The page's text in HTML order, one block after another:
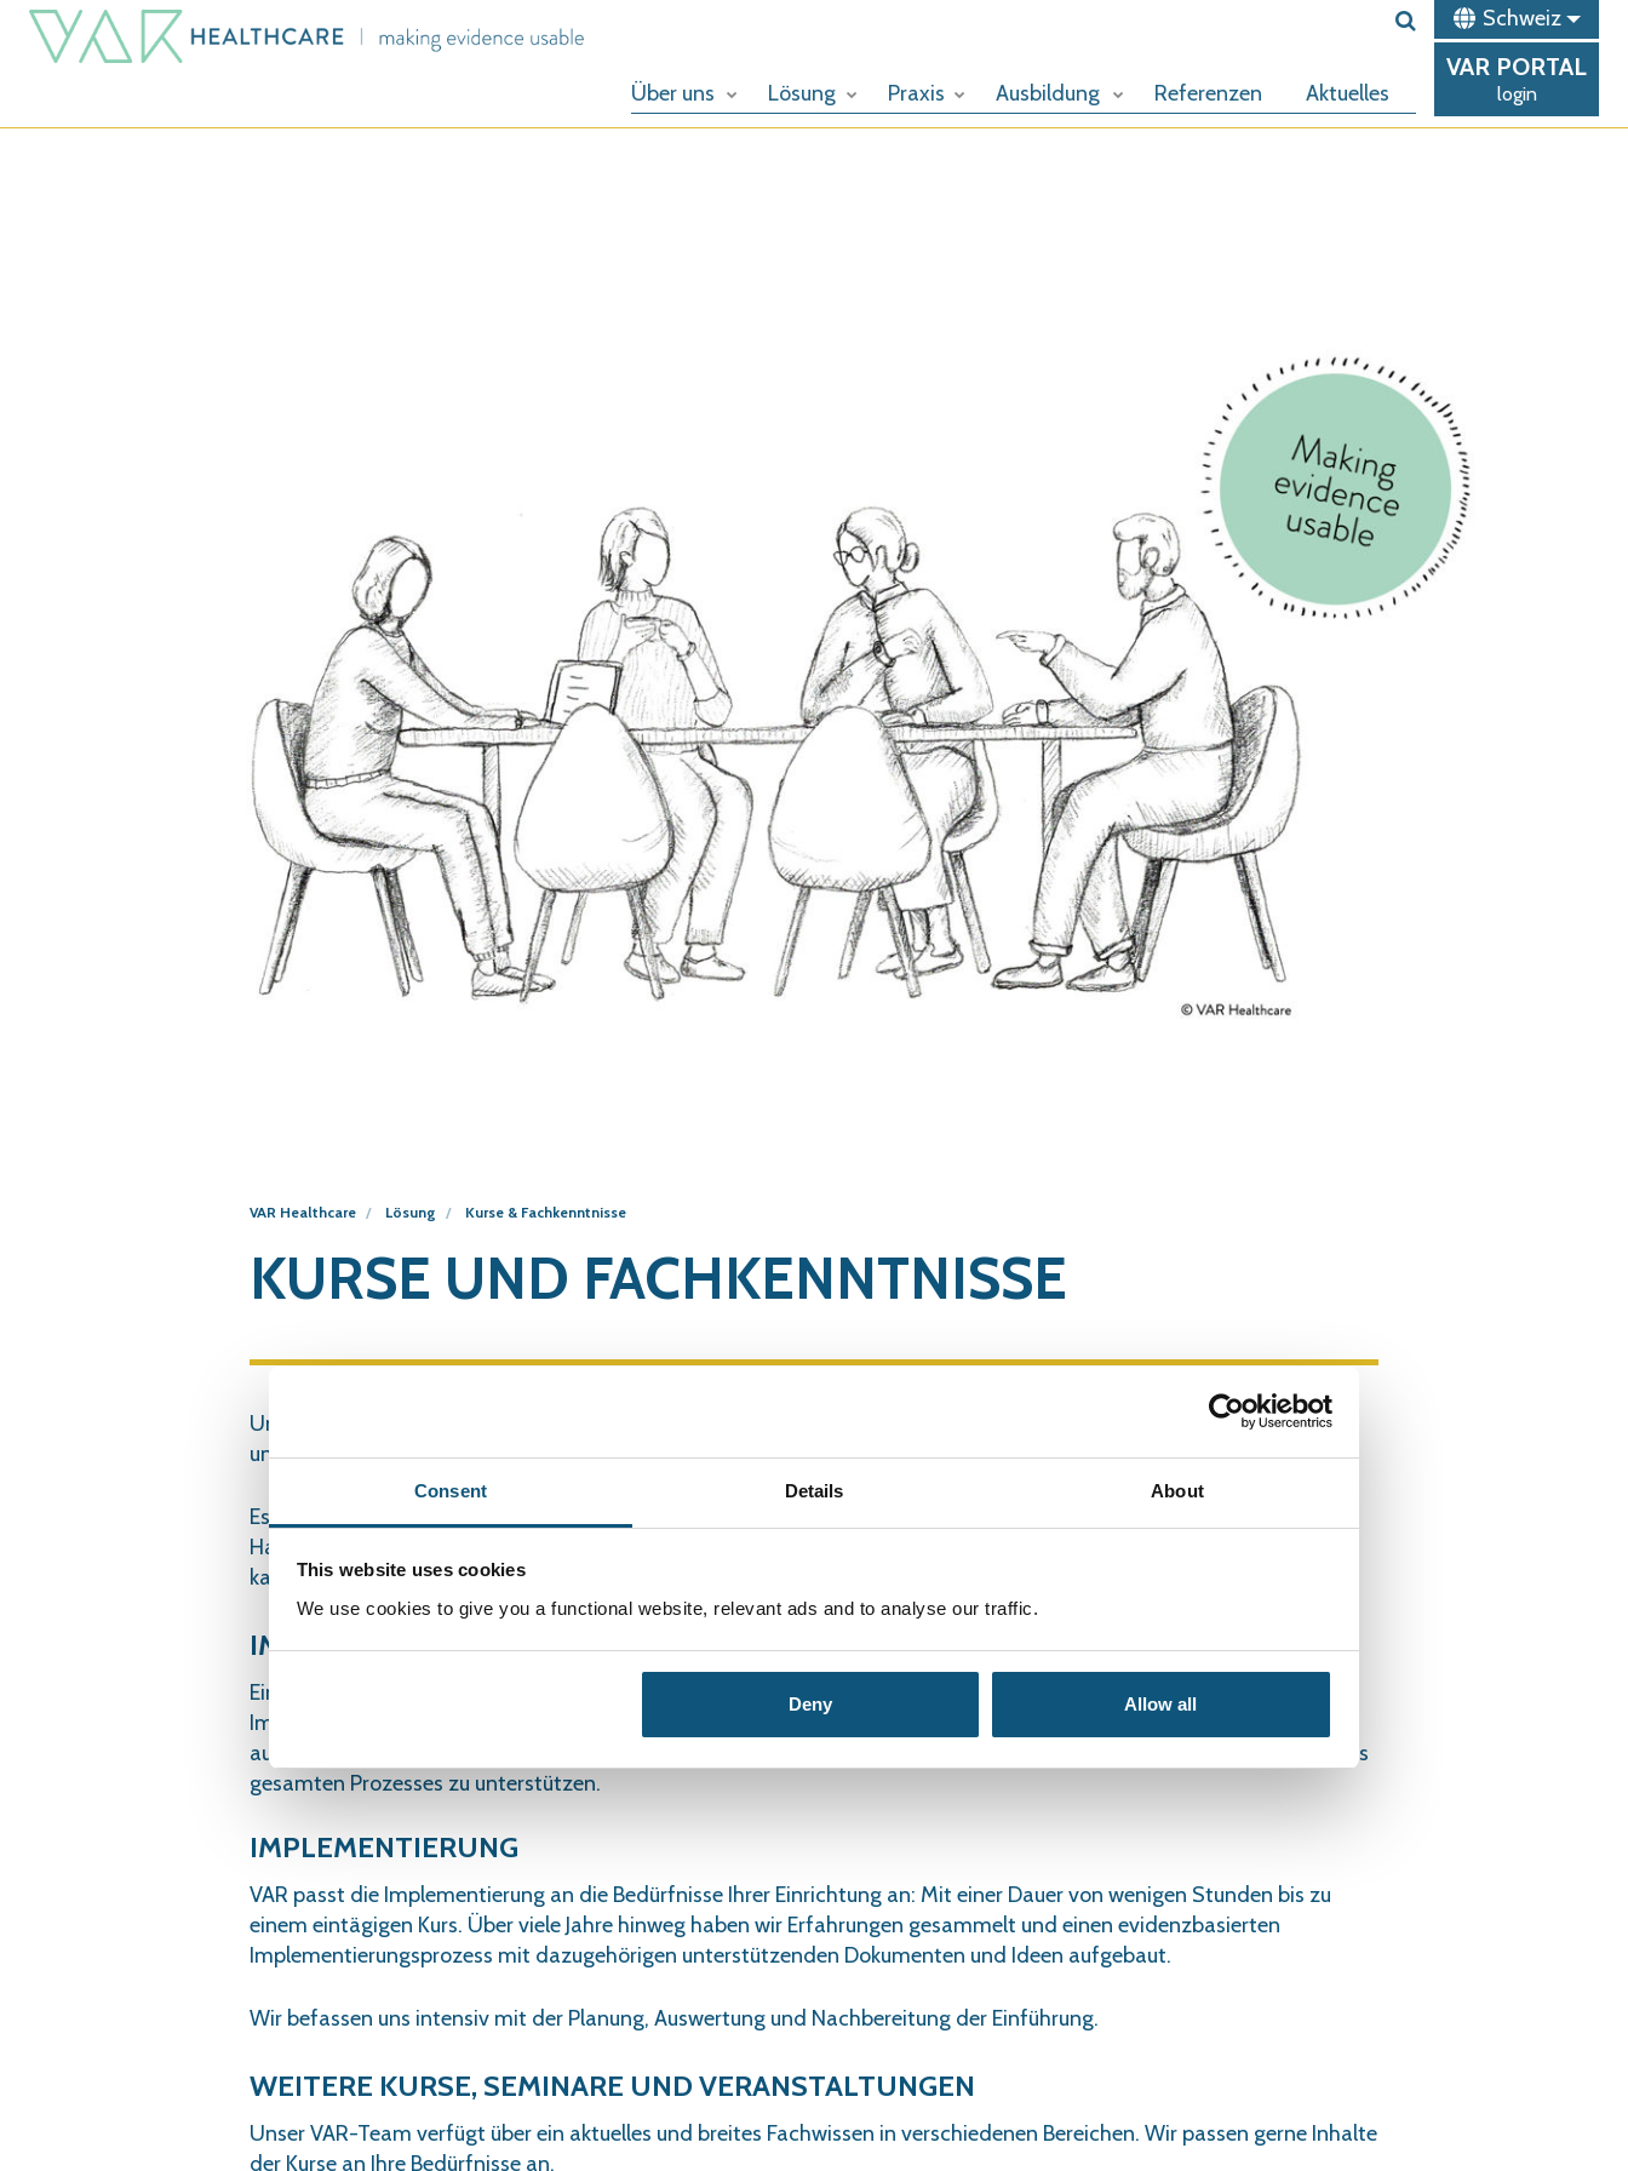
Consent Details About
This website uses cookies
We use cookies to give you a functional website, relevant ads and to analyse our traffic.
Deny Allow all
Schweiz
Über uns Lösung Praxis Ausbildung Referenzen Aktuelles
VAR PORTAL
login
VAR Healthcare Lösung Kurse & Fachkenntnisse
KURSE UND FACHKENNTNISSE
Uns ist es wichtig Ihnen eine optimale Nutzung von VAR für Sie und ihre Mitarbeiter zu ermöglichen. Somit begleiten
und unterstützen wir Sie gerne bei einer Implementierung in ihrer Einrichtung.
Es ist von entscheidender Bedeutung, dass VAR in der Praxis gut umgesetzt wird. So wird die korrekte Anwendung der
Handlungsempfehlungen und des Wissensstoffs als auch ein guter Informationsfluss sichergestellt. Auf diese Weise
kann das volle Potenzial von VAR dem Patienten zugute kommen.
IMPLEMENTIERUNG VON VAR UND CHANGE MANAGEMENT
Eine gute Implementierung besteht aus mehreren Elementen. Bei der Einführung von VAR dient ein
Implementierungskurs als Einweisung. Nach einiger Zeit kann ein Kurs nützlich sein, um Wissen und Routinen
aufzufrischen. Wir haben auch ein Implementierungssystem (digital und in Papierform) entwickelt, um Sie während des
gesamten Prozesses zu unterstützen.
IMPLEMENTIERUNG
VAR passt die Implementierung an die Bedürfnisse Ihrer Einrichtung an: Mit einer Dauer von wenigen Stunden bis zu
einem eintägigen Kurs. Über viele Jahre hinweg haben wir Erfahrungen gesammelt und einen evidenzbasierten
Implementierungsprozess mit dazugehörigen unterstützenden Dokumenten und Ideen aufgebaut.
Wir befassen uns intensiv mit der Planung, Auswertung und Nachbereitung der Einführung.
WEITERE KURSE, SEMINARE UND VERANSTALTUNGEN
Unser VAR-Team verfügt über ein aktuelles und breites Fachwissen in verschiedenen Bereichen. Wir passen gerne Inhalte
der Kurse an Ihre Bedürfnisse an.